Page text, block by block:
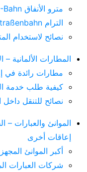
مترو الأنفاق U-Bahn في برلين، ميونخ، هامبورغ
الترام Straßenbahn – مستوى ممتاز من الإتاحة
نصائح لاستخدام
المطارات الألمانية –
مطارات رائدة في
كيفية طلب خدمة
نصائح للتنقل داخل
الموانئ والعبارات
إعاقات أخرى
أكبر الموانئ
شركات العبارات